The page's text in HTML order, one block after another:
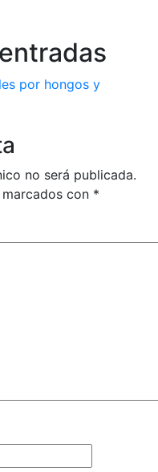
por hongos y
no será publicada.
con *